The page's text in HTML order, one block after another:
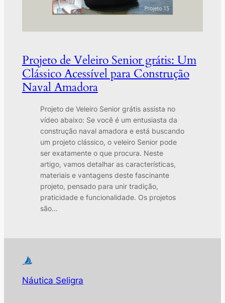
Projeto de Veleiro Senior grátis: Um
Clássico Acessível para Construção
Naval Amadora
Projeto de Veleiro Senior grátis assista no
vídeo abaixo: Se você é um entusiasta da
construção naval amadora e está buscando
um projeto clássico, o veleiro Senior pode
ser exatamente o que procura. Neste
artigo, vamos detalhar as características,
materiais e vantagens deste fascinante
projeto, pensado para unir tradição,
praticidade e funcionalidade. Os projetos
são…
Náutica Seligra